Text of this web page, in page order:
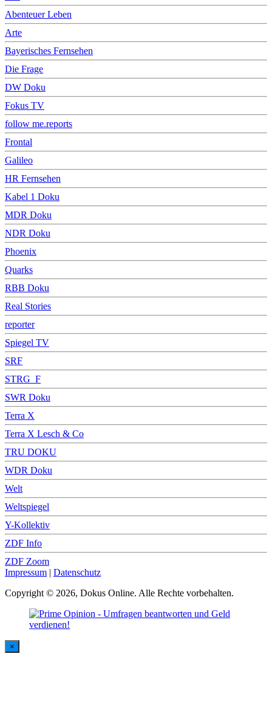
Abenteuer Leben
Arte
Bayerisches Fernsehen
Die Frage
DW Doku
Fokus TV
follow me.reports
Frontal
Galileo
HR Fernsehen
Kabel 1 Doku
MDR Doku
NDR Doku
Phoenix
Quarks
RBB Doku
Real Stories
reporter
Spiegel TV
SRF
STRG_F
SWR Doku
Terra X
Terra X Lesch & Co
TRU DOKU
WDR Doku
Welt
Weltspiegel
Y-Kollektiv
ZDF Info
ZDF Zoom
Impressum | Datenschutz
Copyright © 2026, Dokus Online. Alle Rechte vorbehalten.
×